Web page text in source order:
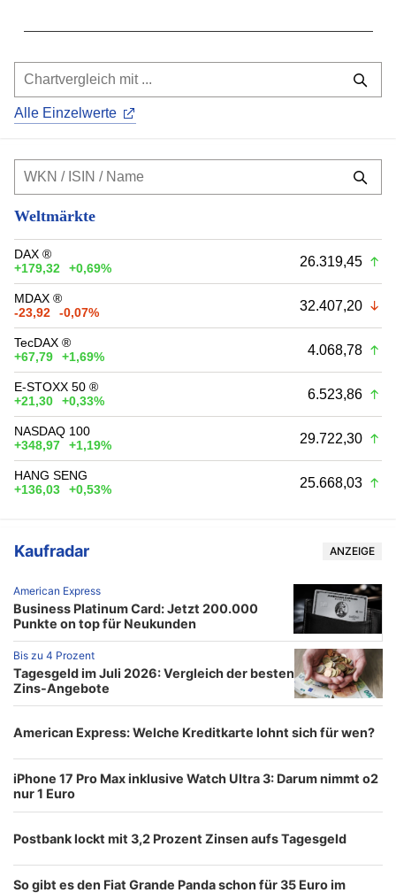
Alle Einzelwerte
Weltmärkte
DAX ®
+179,32
+0,69% 26.319,45
MDAX ®
-23,92
-0,07% 32.407,20
TecDAX ®
+67,79
+1,69% 4.068,78
E-STOXX 50 ®
+21,30
+0,33% 6.523,86
NASDAQ 100
+348,97
+1,19% 29.722,30
HANG SENG
+136,03
+0,53% 25.668,03